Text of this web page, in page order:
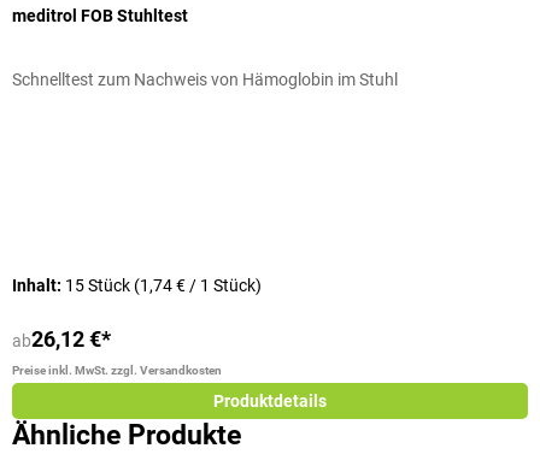
meditrol FOB Stuhltest
Schnelltest zum Nachweis von Hämoglobin im Stuhl
Inhalt: 15 Stück (1,74 € / 1 Stück)
ab26,12 €*
Preise inkl. MwSt. zzgl. Versandkosten
Produktdetails
Ähnliche Produkte